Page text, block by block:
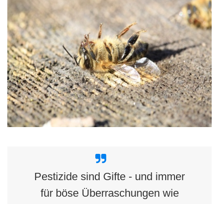
Pestizide sind Gifte - und immer
für böse Überraschungen wie